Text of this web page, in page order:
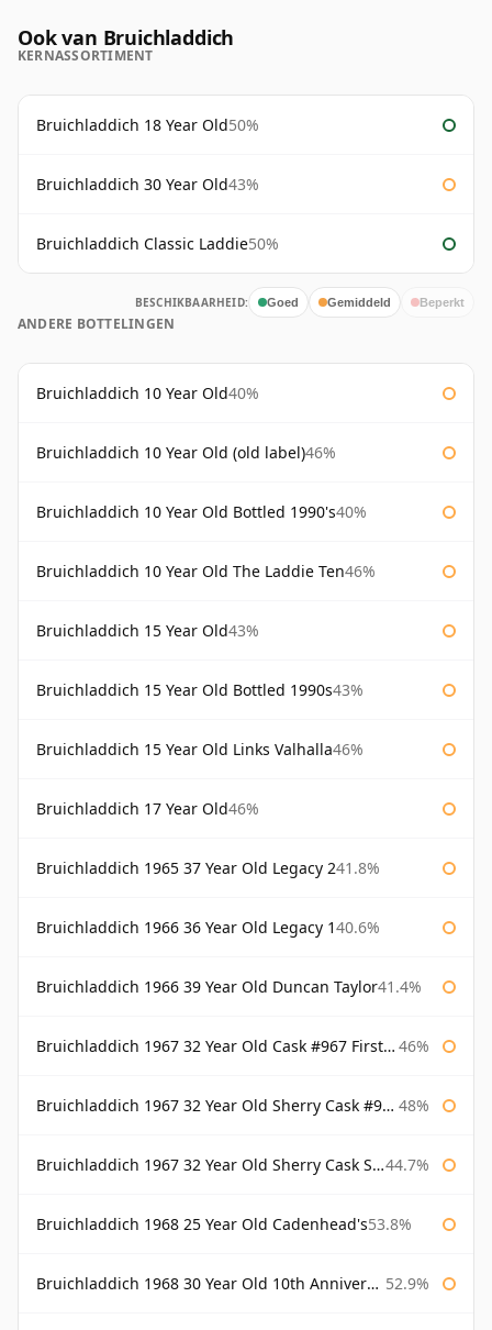
Ook van Bruichladdich
KERNASSORTIMENT
Bruichladdich 18 Year Old50%
Bruichladdich 30 Year Old43%
Bruichladdich Classic Laddie50%
BESCHIKBAARHEID: Goed Gemiddeld Beperkt
ANDERE BOTTELINGEN
Bruichladdich 10 Year Old40%
Bruichladdich 10 Year Old (old label)46%
Bruichladdich 10 Year Old Bottled 1990's40%
Bruichladdich 10 Year Old The Laddie Ten46%
Bruichladdich 15 Year Old43%
Bruichladdich 15 Year Old Bottled 1990s43%
Bruichladdich 15 Year Old Links Valhalla46%
Bruichladdich 17 Year Old46%
Bruichladdich 1965 37 Year Old Legacy 241.8%
Bruichladdich 1966 36 Year Old Legacy 140.6%
Bruichladdich 1966 39 Year Old Duncan Taylor41.4%
Bruichladdich 1967 32 Year Old Cask #967 First Cask 46%
Bruichladdich 1967 32 Year Old Sherry Cask #968 Signatory Wooden Box 48%
Bruichladdich 1967 32 Year Old Sherry Cask Signatory 44.7%
Bruichladdich 1968 25 Year Old Cadenhead's53.8%
Bruichladdich 1968 30 Year Old 10th Anniversary Signatory 52.9%